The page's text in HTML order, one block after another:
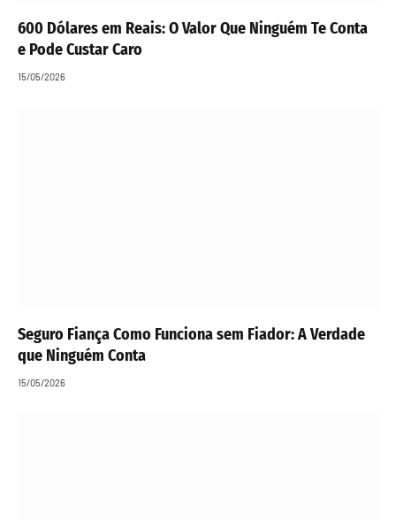
600 Dólares em Reais: O Valor Que Ninguém Te Conta
e Pode Custar Caro
15/05/2026
Seguro Fiança Como Funciona sem Fiador: A Verdade
que Ninguém Conta
15/05/2026